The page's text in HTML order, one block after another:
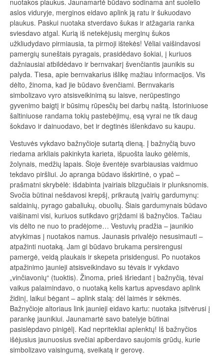
aslos viduryje, merginos eidavo aplink ją ratu ir šukuodavo
plaukus. Paskui nuotaka stverdavo šukas ir atžagaria ranka
sviesdavo atgal. Kurią iš netekėjusių merginų šukos
užkliudydavo pirmiausia, ta pirmoji ištekės! Vėliai vaišindavosi
pamergių suneštais pyragais, prasidėdavo šokiai, į kuriuos
dažniausiai atbildėdavo ir bernvakarį švenčiantis jaunikis su
palyda. Tiesa, apie bernvakarius išlikę mažiau informacijos. Vis
dėlto, žinoma, kad jie būdavo švenčiami. Bernvakaris
simbolizavo vyro atsisveikinimą su laisve, nerūpestingo
gyvenimo baigtį ir būsimų rūpesčių bei darbų naštą. Istoriniuose
šaltiniuose randama tokių pastebėjimų, esą vyrai ne tik daug
šokdavo ir dainuodavo, bet ir degtinės išlenkdavo su kaupu.
Vestuvės vykdavo bažnyčioje sutartą dieną. Į bažnyčią buvo
riedama arkliais pakinkyta karieta, išpuošta lauko gėlėmis,
žolynais, medžių lapais. Šioje šventėje svarbiausias vaidmuo
tekdavo piršliui. Jo apranga būdavo išskirtinė, o ypač –
prašmatni skrybėlė: išdabinta įvairiais blizgučiais ir plunksnomis.
Svočia būtinai nešdavosi krepšį, prikrautą įvairių gardumynų:
saldainių, pyrago gabaliukų, obuolių. Šiais gardumynais būdavo
vaišinami visi, kuriuos sutikdavo grįždami iš bažnyčios. Tačiau
vis dėlto ne nuo to pradėjome… Vestuvių pradžia – jaunikio
atvykimas į nuotakos namus. Jaunasis privalėjo nesusimauti –
atpažinti nuotaką. Jam gi būdavo brukama persirengusi
pamergė, veidą plaukais ir skepeta prisidengusi. Po nuotakos
atpažinimo jaunieji atsisveikindavo su tėvais ir vykdavo
„vinčiavonių“ (tuoktis). Žinoma, prieš išriedant į bažnyčią, tėvai
vaikus palaimindavo, o nuotaką kelis kartus apvesdavo aplink
židinį, laikui bėgant – aplink stalą: dėl laimės ir sėkmės.
Bažnyčioje altoriaus link jaunieji eidavo kartu: nuotaka įsitvėrusi į
parankę jaunikiui. Jaunamartė savo batelyje būtinai
pasislėpdavo pinigėlį. Kad nepritekliai aplenktų! Iš bažnyčios
išėjusius jaunuosius svečiai apiberdavo saujomis grūdų, kurie
simbolizavo vaisingumą, sveikatą ir gerovę.